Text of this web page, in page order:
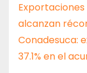
alcanzan
Conadesuca:
37.1% en el